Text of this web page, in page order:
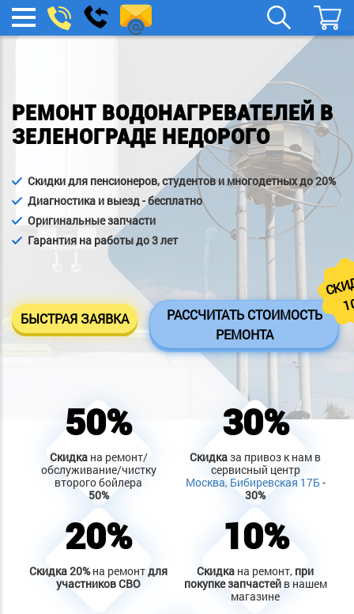
МЕНЮ
boylera@yandex.ru
Заказать
звонок
РЕМОНТ ВОДОНАГРЕВАТЕЛЕЙ В
ЗЕЛЕНОГРАДЕ НЕДОРОГО
Скидки для пенсионеров, студентов и многодетных до 20%
Диагностика и выезд - бесплатно
Оригинальные запчасти
Гарантия на работы до 3 лет
БЫСТРАЯ ЗАЯВКА
РАССЧИТАТЬ СТОИМОСТЬ
РЕМОНТА
50%
Скидкана ремонт/
обслуживание/чистку
второго бойлера
50%
30%
Скидказа привоз к нам в
сервисный центр
Москва, Бибиревская 17Б-
30%
20%
Скидка20%на ремонтдля
участников СВО
10%
Скидка на ремонт, при
покупке запчастейв нашем
магазине